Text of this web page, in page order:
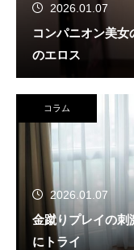
2026.01.07
コンパニオン美
のエロス
コラム
2026.01.07
金蹴りプレイの刺
にトライ